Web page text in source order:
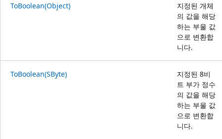
ToBoolean(Object)
지정된 개체
의 값을 해당
하는 부울 값
으로 변환합
니다.
ToBoolean(SByte)
지정된 8비
트 부가 정수
의 값을 해당
하는 부울 값
으로 변환합
니다.